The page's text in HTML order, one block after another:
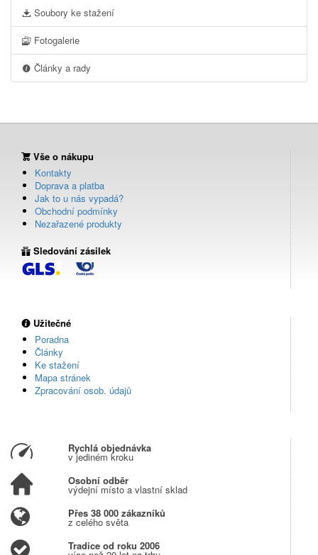
Soubory ke stažení
Fotogalerie
Články a rady
Vše o nákupu
Kontakty
Doprava a platba
Jak to u nás vypadá?
Obchodní podmínky
Nezařazené produkty
Sledování zásilek
Užitečné
Poradna
Články
Ke stažení
Mapa stránek
Zpracování osob. údajů
Rychlá objednávka
v jediném kroku
Osobní odběr
výdejní místo a vlastní sklad
Přes 38 000 zákazníků
z celého světa
Tradice od roku 2006